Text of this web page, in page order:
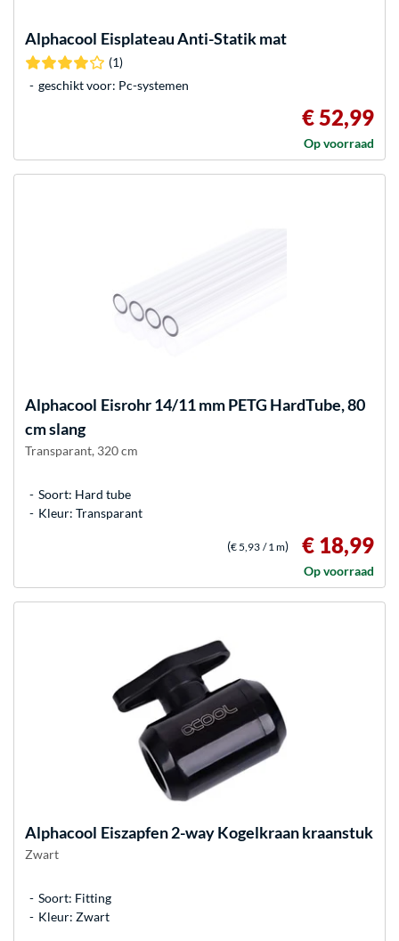
Alphacool Eisplateau Anti-Statik mat
(1)
geschikt voor: Pc-systemen
€ 52,99
Op voorraad
Alphacool Eisrohr 14/11 mm PETG HardTube, 80
cm slang
Transparant, 320 cm
Soort: Hard tube
Kleur: Transparant
(€ 5,93 / 1 m) € 18,99
Op voorraad
Alphacool Eiszapfen 2-way Kogelkraan kraanstuk
Zwart
Soort: Fitting
Kleur: Zwart